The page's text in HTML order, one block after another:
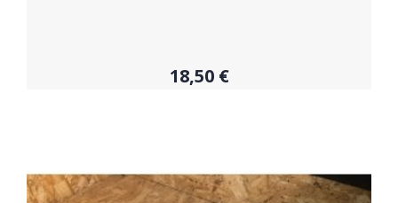
Acheter
18,50 €